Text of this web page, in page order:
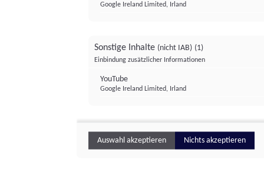
Google Ireland Limited, Irland
Sonstige Inhalte (nicht IAB) (1)
Einbindung zusätzlicher Informationen
YouTube
Google Ireland Limited, Irland
Auswahl akzeptieren Nichts akzeptieren